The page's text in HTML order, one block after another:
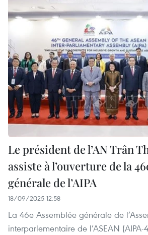
Le président de l’AN Trân
assiste à l’ouverture de la
générale de l’AIPA
18/09/2025 12:58
La 46e Assemblée générale de
interparlementaire de l’ASEAN (AIPA-